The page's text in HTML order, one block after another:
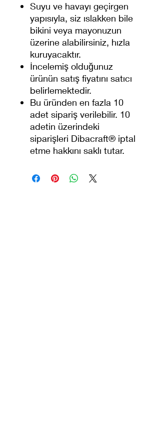
Suyu ve havayı geçirgen
yapısıyla, siz ıslakken bile
bikini veya mayonuzun
üzerine alabilirsiniz, hızla
kuruyacaktır.
İncelemiş olduğunuz
ürünün satış fiyatını satıcı
belirlemektedir.
Bu üründen en fazla 10
adet sipariş verilebilir. 10
adetin üzerindeki
siparişleri Dibacraft® iptal
etme hakkını saklı tutar.